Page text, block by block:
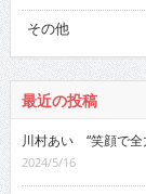
その他
最近の投稿
川村あい “笑顔で全
2024/5/16